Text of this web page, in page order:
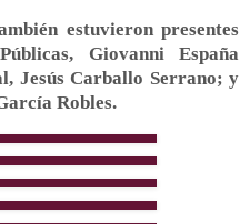
estuvieron presentes
Giovanni España
Jesús Carballo Serrano; y
Robles.